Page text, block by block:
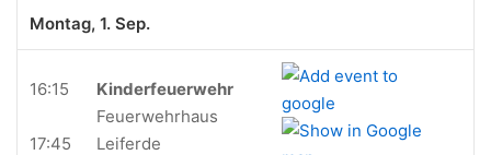
Montag, 1. Sep.
16:15
17:45
Kinderfeuerwehr
Feuerwehrhaus
Leiferde